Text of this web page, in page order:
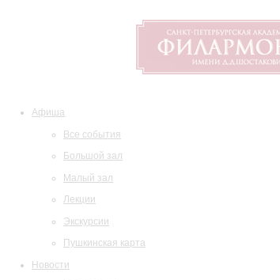
Афиша
Все события
Большой зал
Малый зал
Лекции
Экскурсии
Пушкинская карта
Новости